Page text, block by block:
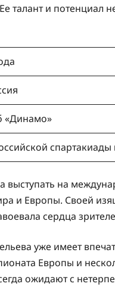
талант и потенциал
«Динамо»
выступать на
и Европы. Своей
сердца
уже имеет
Европы и
ожидают с